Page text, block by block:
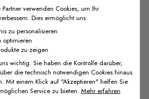
verwenden Cookies, um Ihr
Dies ermöglicht uns:
zu personalisieren
optimieren
zu zeigen
wichtig. Sie haben die Kontrolle darüber,
die technisch notwendigen Cookies hinaus
Mit einem Klick auf "Akzeptieren" helfen Sie
Service zu bieten. Mehr erfahren